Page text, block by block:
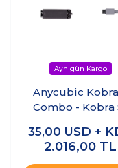
Anycubic
Combo - Kobra
Kiti
35,00 USD +
2.016,00 TL